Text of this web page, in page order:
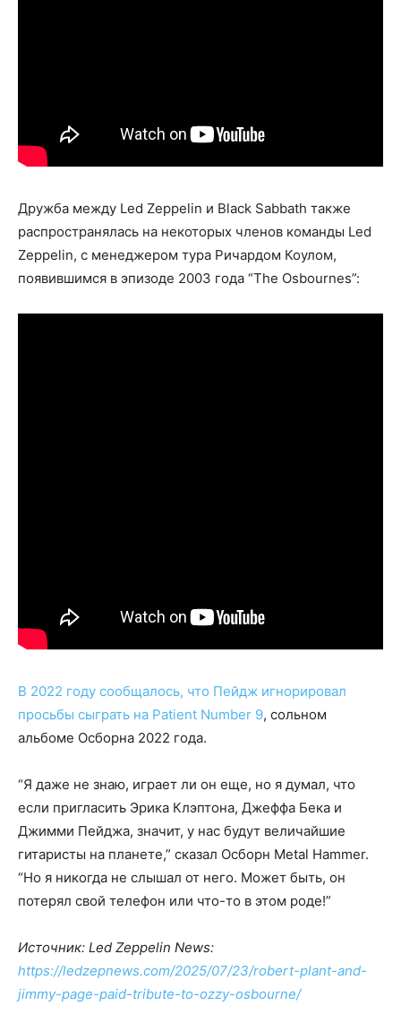
Дружба между Led Zeppelin и Black Sabbath также
распространялась на некоторых членов команды Led
Zeppelin, с менеджером тура Ричардом Коулом,
появившимся в эпизоде 2003 года “The Osbournes”:
В 2022 году сообщалось, что Пейдж игнорировал
просьбы сыграть на Patient Number 9, сольном
альбоме Осборна 2022 года.
“Я даже не знаю, играет ли он еще, но я думал, что
если пригласить Эрика Клэптона, Джеффа Бека и
Джимми Пейджа, значит, у нас будут величайшие
гитаристы на планете,” сказал Осборн Metal Hammer.
“Но я никогда не слышал от него. Может быть, он
потерял свой телефон или что-то в этом роде!”
Источник: Led Zeppelin News:
https://ledzepnews.com/2025/07/23/robert-plant-and-
jimmy-page-paid-tribute-to-ozzy-osbourne/